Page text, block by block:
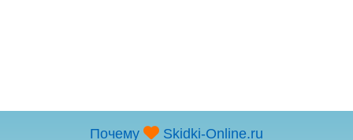
Почему Skidki-Online.ru